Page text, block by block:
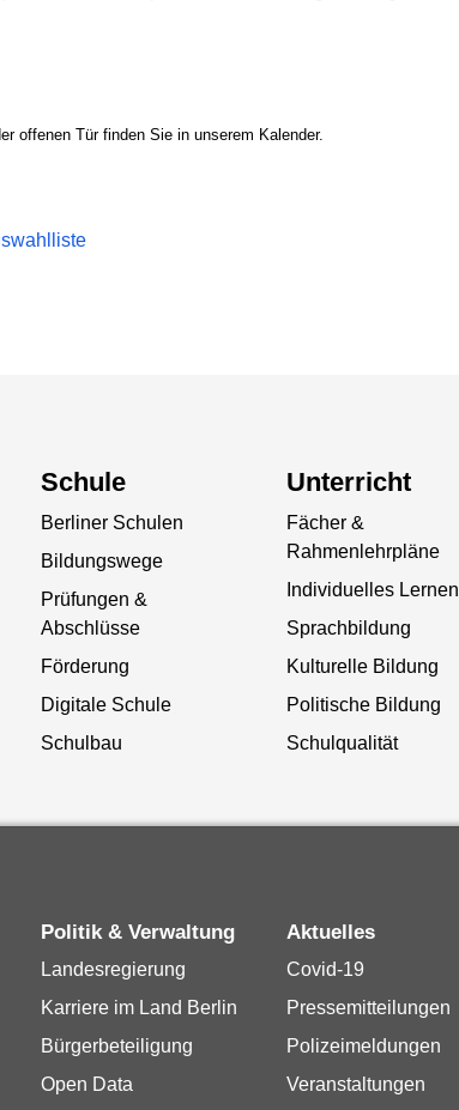
offenen Tür finden Sie in unserem Kalender.
Schule
Berliner Schulen
Bildungswege
Prüfungen &
Abschlüsse
Förderung
Digitale Schule
Schulbau
Unterricht
Fächer &
Rahmenlehrpläne
Individuelles Lernen
Sprachbildung
Kulturelle Bildung
Politische Bildung
Schulqualität
Politik & Verwaltung
Landesregierung
Karriere im Land Berlin
Bürgerbeteiligung
Open Data
Aktuelles
Covid-19
Pressemitteilungen
Polizeimeldungen
Veranstaltungen